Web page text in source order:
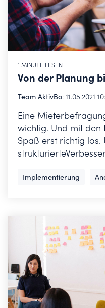
1 MINUTE LESEN
Von der Planung
Team AktivBo: 11.05.2021
Eine
wichtig. Und mit den
Spaß erst richtig los.
Implementierung